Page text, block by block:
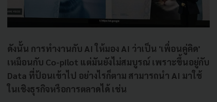
ดังนั้น การทำงานกับ AI ให้มอง AI ว่าเป็น 'เพื่อนคู่คิด'
เหมือนกับ Co-pilot แต่มันยังไม่สมบูรณ์ เพราะขึ้นอยู่กับ
Data ที่ป้อนเข้าไป อย่างไรก็ตาม สามารถนำ AI มาใช้
ในเชิงธุรกิจหรือการตลาดได้ เช่น